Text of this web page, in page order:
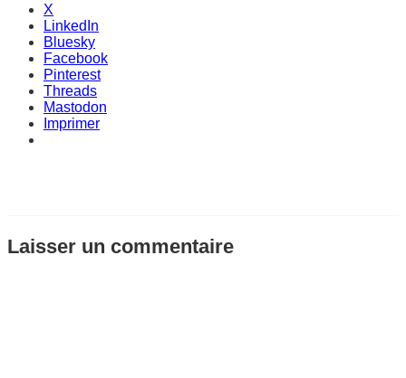
X
LinkedIn
Bluesky
Facebook
Pinterest
Threads
Mastodon
Imprimer
Laisser un commentaire